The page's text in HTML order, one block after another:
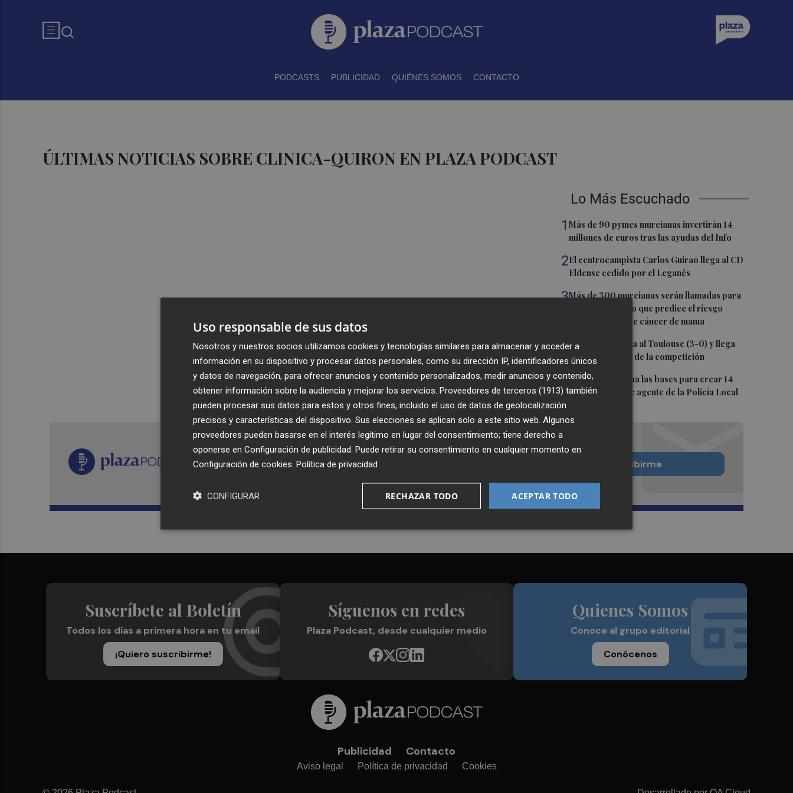
PODCASTS PUBLICIDAD QUIÉNES SOMOS CONTACTO
ÚLTIMAS NOTICIAS SOBRE CLINICA-QUIRON EN PLAZA PODCAST
Lo Más Escuchado
1Más de 90 pymes murcianas invertirán 14
millones de euros tras las ayudas del Info
2El centrocampista Carlos Guirao llega al CD
Eldense cedido por el Leganés
3Más de 300 murcianas serán llamadas para
el primer estudio que predice el riesgo
personalizado de cáncer de mama
4El Elche CF golea al Toulouse (3-0) y llega
lanzado al inicio de la competición
5Burriana aprueba las bases para crear 14
nuevas plazas de agente de la Policía Local
Recibe toda la actualidad de
Plaza Podcast en tu correo
Quiero suscribirme
Suscríbete al Boletín
Todos los días a primera hora en tu email
¡Quiero suscribirme!
Síguenos en redes
Plaza Podcast, desde cualquier medio
Quienes Somos
Conoce al grupo editorial
Conócenos
Publicidad Contacto
Aviso legal Política de privacidad Cookies
Uso responsable de sus datos
Nosotros y nuestros socios utilizamos cookies y tecnologías similares para almacenar y acceder a
información en su dispositivo y procesar datos personales, como su dirección IP, identificadores únicos
y datos de navegación, para ofrecer anuncios y contenido personalizados, medir anuncios y contenido,
obtener información sobre la audiencia y mejorar los servicios. Proveedores de terceros (1913) también
pueden procesar sus datos para estos y otros fines, incluido el uso de datos de geolocalización
precisos y características del dispositivo. Sus elecciones se aplican solo a este sitio web. Algunos
proveedores pueden basarse en el interés legítimo en lugar del consentimiento; tiene derecho a
oponerse en Configuración de publicidad . Puede retirar su consentimiento en cualquier momento en
Configuración de cookies Política de privacidad
ACEPTAR TODO
RECHAZAR TODO
CONFIGURAR